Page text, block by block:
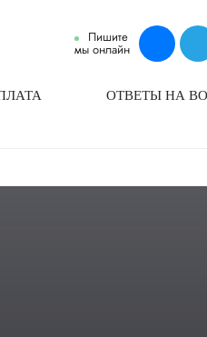
Пишите
мы онлайн
ОТВЕТЫ НА